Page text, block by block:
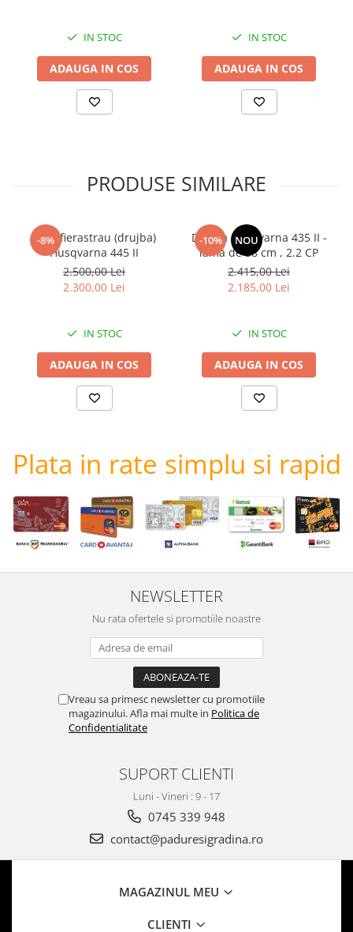
IN STOC
ADAUGA IN COS
IN STOC
ADAUGA IN COS
PRODUSE SIMILARE
-8%
Motofierastrau (drujba)
Husqvarna 445 II
2.500,00 Lei
2.300,00 Lei
IN STOC
ADAUGA IN COS
-10% NOU
Drujba Husqvarna 435 II -
lama de 38 cm , 2.2 CP
2.415,00 Lei
2.185,00 Lei
IN STOC
ADAUGA IN COS
Plata in rate simplu si rapid
NEWSLETTER
Nu rata ofertele si promotiile noastre
Vreau sa primesc newsletter cu promotiile
magazinului. Afla mai multe in Politica de
Confidentialitate
SUPORT CLIENTI
Luni - Vineri : 9 - 17
0745 339 948
contact@paduresigradina.ro
MAGAZINUL MEU
CLIENTI